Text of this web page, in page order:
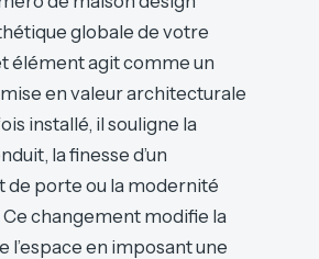
globale de votre
élément agit comme un
mise en valeur architecturale
installé, il souligne la
la finesse d’un
de porte ou la modernité
Ce changement modifie la
l’espace en imposant une